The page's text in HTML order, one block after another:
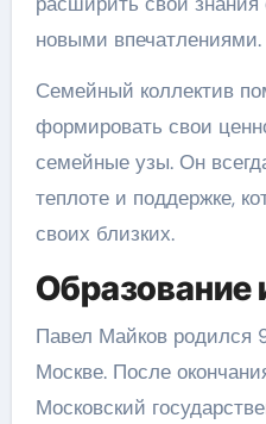
новыми впечатлениями.
Семейный коллектив
формировать свои
семейные узы. Он
теплоте и поддержке,
своих близких.
Образование
Павел Майков родился
Москве. После
Московский